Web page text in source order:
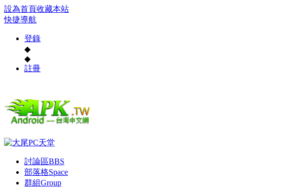
設為首頁收藏本站
快捷導航
登錄
◆
◆
註冊
討論區BBS
部落格Space
群組Group